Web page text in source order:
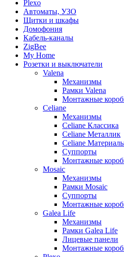
Plexo
Автоматы, УЗО
Щитки и шкафы
Домофония
Кабель-каналы
ZigBee
My Home
Розетки и выключатели
Valena
Механизмы
Рамки Valena
Монтажные
Celiane
Механизмы
Celiane Классика
Celiane Металлик
Celiane
Суппорты
Монтажные
Mosaic
Механизмы
Рамки Mosaic
Суппорты
Монтажные
Galea Life
Механизмы
Рамки Galea Life
Лицевые панели
Монтажные